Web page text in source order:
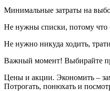
Минимальные затраты на
Не нужны списки, потому что
Не нужно никуда ходить,
Важный момент! Выбирайте
Цены и акции. Экономить –
Потрогать, понюхать и